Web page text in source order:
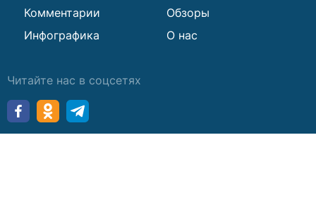
Комментарии
Обзоры
Инфографика
О нас
Читайте нас в соцсетях